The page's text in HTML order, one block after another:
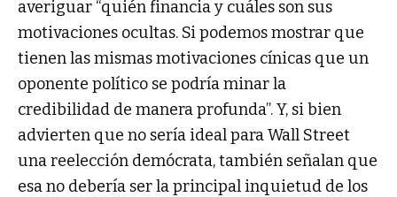
averiguar “quién financia y cuáles son sus
motivaciones ocultas. Si podemos mostrar que
tienen las mismas motivaciones cínicas que un
oponente político se podría minar la
credibilidad de manera profunda”. Y, si bien
advierten que no sería ideal para Wall Street
una reelección demócrata, también señalan que
esa no debería ser la principal inquietud de los